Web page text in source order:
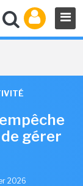
gérer
2026